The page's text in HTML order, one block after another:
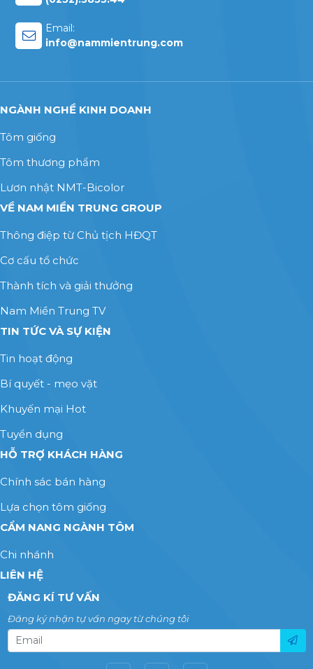
Email:
info@nammientrung.com
NGÀNH NGHỀ KINH DOANH
Tôm giống
Tôm thương phẩm
Lươn nhật NMT-Bicolor
VỀ NAM MIỀN TRUNG GROUP
Thông điệp từ Chủ tịch HĐQT
Cơ cấu tổ chức
Thành tích và giải thưởng
Nam Miền Trung TV
TIN TỨC VÀ SỰ KIỆN
Tin hoạt động
Bí quyết - mẹo vặt
Khuyến mại Hot
Tuyển dụng
HỖ TRỢ KHÁCH HÀNG
Chính sác bán hàng
Lựa chọn tôm giống
CẨM NANG NGÀNH TÔM
Chi nhánh
LIÊN HỆ
ĐĂNG KÍ TƯ VẤN
Đăng ký nhận tự vấn ngay từ chúng tôi